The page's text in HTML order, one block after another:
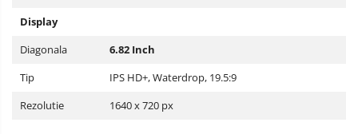
Display
Diagonala
6.82 Inch
Tip
IPS HD+, Waterdrop, 19.5:9
Rezolutie
1640 x 720 px